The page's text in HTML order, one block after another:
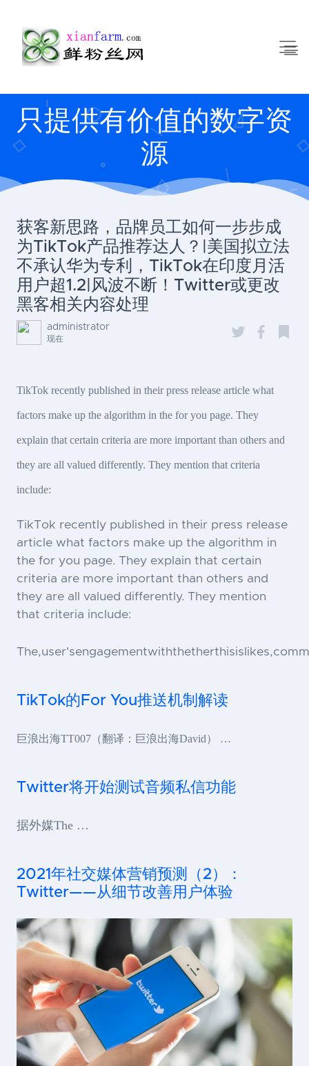
只提供有价值的数字资
源
获客新思路，品牌员工如何一步步成
为TikTok产品推荐达人？|美国拟立法
不承认华为专利，TikTok在印度月活
用户超1.2|风波不断！Twitter或更改
黑客相关内容处理
administrator
现在
TikTok recently published in their press release article what
factors make up the algorithm in the for you page. They
explain that certain criteria are more important than others and
they are all valued differently. They mention that criteria
include:
TikTok recently published in their press release
article what factors make up the algorithm in
the for you page. They explain that certain
criteria are more important than others and
they are all valued differently. They mention
that criteria include:
TikTok的For You推送机制解读
巨浪出海TT007（翻译：巨浪出海David） …
Twitter将开始测试音频私信功能
据外媒The …
2021年社交媒体营销预测（2）：
Twitter——从细节改善用户体验